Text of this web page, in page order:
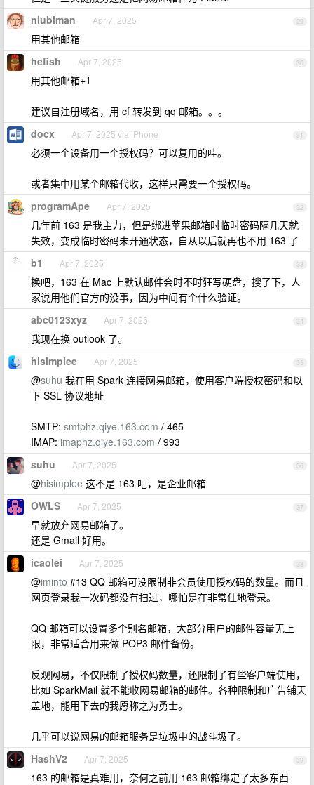
29
niubiman Apr 7, 2025
用其他邮箱
30
hefish Apr 7, 2025
用其他邮箱+1
建议自注册域名，用 cf 转发到 qq 邮箱。。。
31
docx Apr 7, 2025 via iPhone
必须一个设备用一个授权码？可以复用的哇。
或者集中用某个邮箱代收，这样只需要一个授权码。
32
programApe Apr 7, 2025
几年前 163 是我主力，但是绑进苹果邮箱时临时密码隔几天就
失效，变成临时密码未开通状态，自从以后就再也不用 163 了
33
b1 Apr 7, 2025
换吧，163 在 Mac 上默认邮件会时不时狂写硬盘，搜了下，人
家说用他们官方的没事，因为中间有个什么验证。
34
abc0123xyz Apr 7, 2025
我现在换 outlook 了。
35
hisimplee Apr 7, 2025
@suhu 我在用 Spark 连接网易邮箱，使用客户端授权密码和以
下 SSL 协议地址
SMTP: smtphz.qiye.163.com / 465
IMAP: imaphz.qiye.163.com / 993
36
suhu Apr 7, 2025
@hisimplee 这不是 163 吧，是企业邮箱
37
OWLS Apr 7, 2025
早就放弃网易邮箱了。
还是 Gmail 好用。
38
icaolei Apr 7, 2025
@iminto #13 QQ 邮箱可没限制非会员使用授权码的数量。而且
网页登录我一次码都没有扫过，哪怕是在非常住地登录。
QQ 邮箱可以设置多个别名邮箱，大部分用户的邮件容量无上
限，非常适合用来做 POP3 邮件备份。
反观网易，不仅限制了授权码数量，还限制了有些客户端使用，
比如 SparkMail 就不能收网易邮箱的邮件。各种限制和广告铺天
盖地，能用下去的我愿称之为勇士。
几乎可以说网易的邮箱服务是垃圾中的战斗圾了。
39
HashV2 Apr 7, 2025
163 的邮箱是真难用，奈何之前用 163 邮箱绑定了太多东西